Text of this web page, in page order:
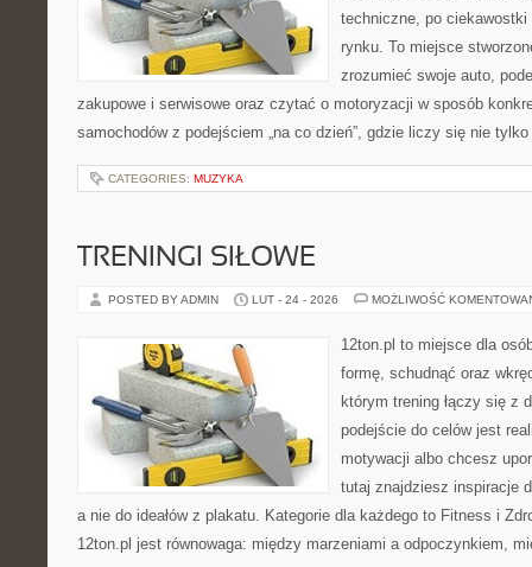
techniczne, po
rynku. To miejsce
zrozumieć swoje auto,
zakupowe i serwisowe oraz czytać o motoryzacji w sposób
samochodów z podejściem „na co dzień”, gdzie liczy się nie
CATEGORIES: MUZYKA
TRENINGI SIŁOWE
POSTED BY ADMIN LUT - 24 - 2026 MOŻLIWOŚĆ
12ton.pl to miejsce dla
formę, schudnąć oraz
którym trening łączy się z
podejście do celów jest
motywacji albo chcesz
tutaj znajdziesz inspiracje
a nie do ideałów z plakatu. Kategorie dla każdego to Fitness i
12ton.pl jest równowaga: między marzeniami a odpoczynkiem,